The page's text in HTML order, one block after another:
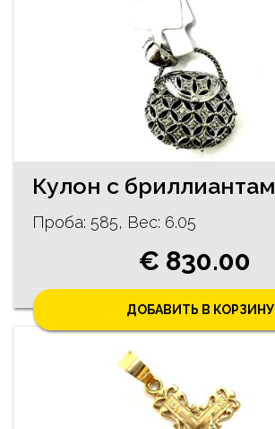
Проба: 585, Bес: 6.05
€ 830.00
ДОБАВИТЬ В КОРЗИНУ